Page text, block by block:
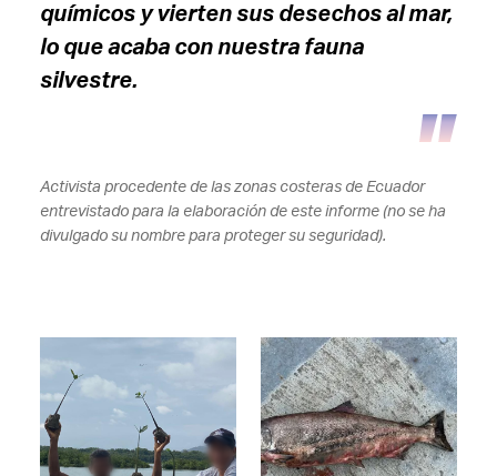
químicos y vierten sus desechos al mar,
lo que acaba con nuestra fauna
silvestre.
Activista procedente de las zonas costeras de Ecuador
entrevistado para la elaboración de este informe (no se ha
divulgado su nombre para proteger su seguridad).